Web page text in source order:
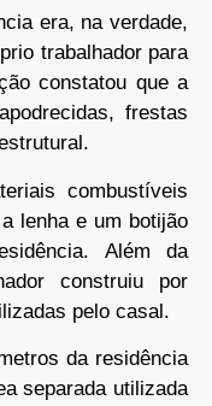
era, na verdade,
trabalhador para
constatou que a
frestas
combustíveis
lenha e um botijão
Além da
construiu por
pelo casal.
da residência
separada utilizada